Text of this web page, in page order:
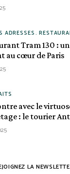
ADRESSES
Tram 130 :
au cœur de Paris
avec le
: le tourier
LA